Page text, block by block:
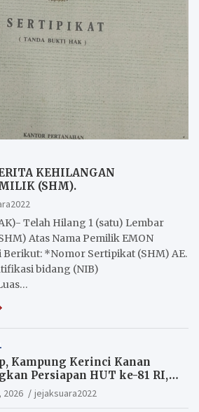
KEHILANGAN
(SHM).
Telah Hilang 1 (satu) Lembar
Atas Nama Pemilik EMON
Berikut: *Nomor Sertipikat (SHM) AE.
bidang (NIB)
Kampung Kerinci Kanan
Persiapan HUT ke-81 RI,
ikut Upacara
Raih Hadiah
2026 jejaksuara2022